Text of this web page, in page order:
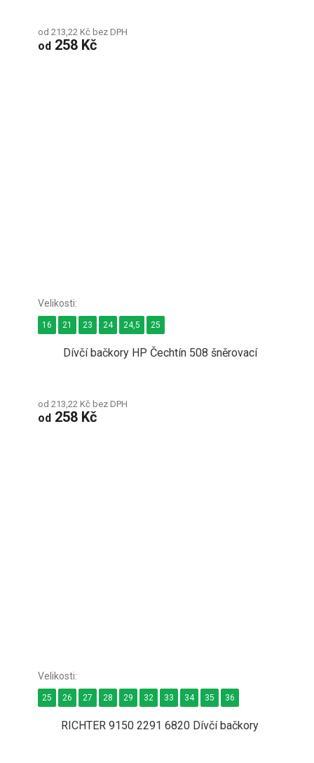
od 213,22 Kč bez DPH
od 258 Kč
Dívčí bačkory HP Čechtín 508 šněrovací
od 213,22 Kč bez DPH
od 258 Kč
16 21 23 24 24,5 25
RICHTER 9150 2291 6820 Dívčí bačkory
25 26 27 28 29 32 33 34 35 36